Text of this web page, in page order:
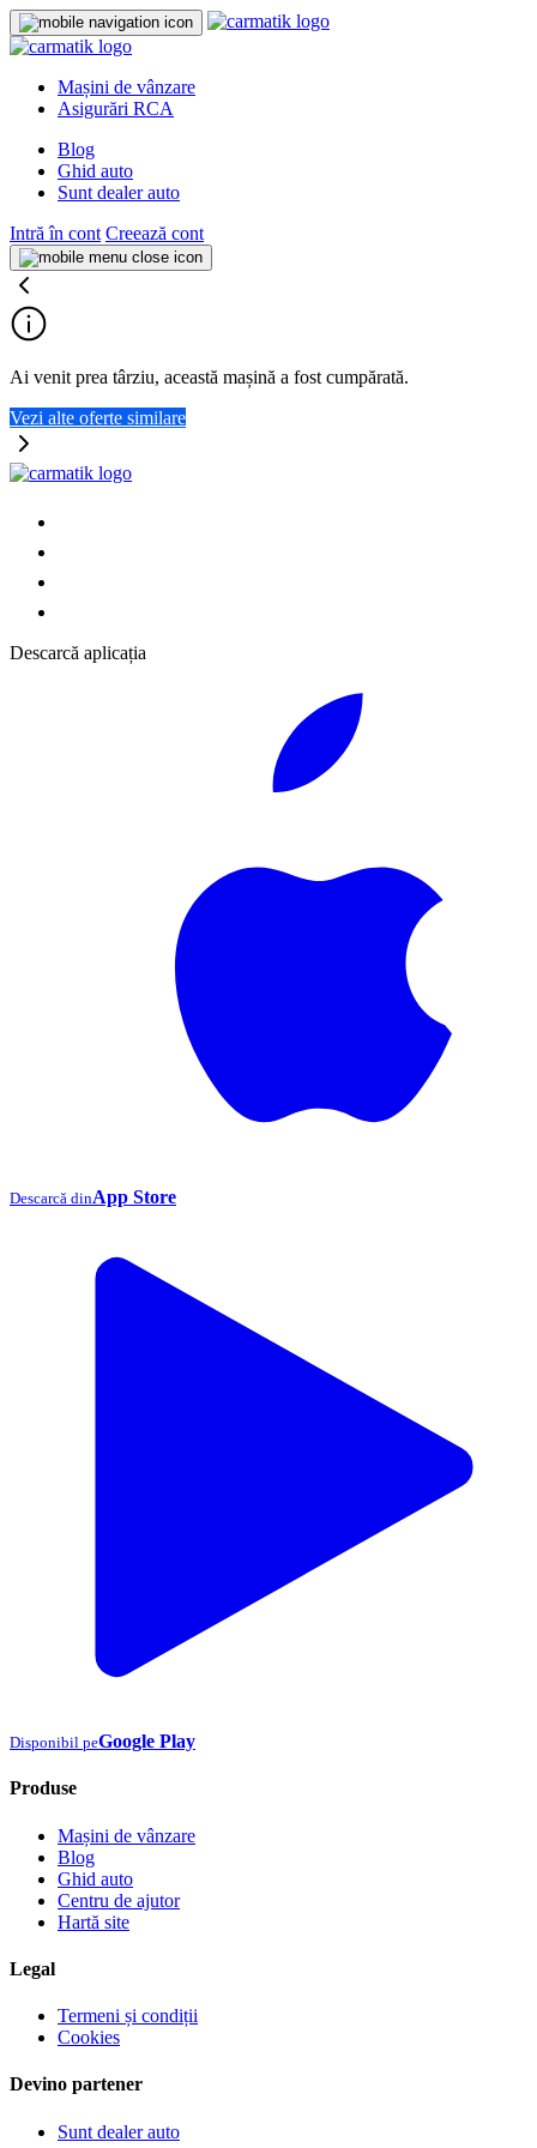
Mașini de vânzare
Asigurări RCA
Blog
Ghid auto
Sunt dealer auto
Intră în cont Creează cont
Ai venit prea târziu, această mașină a fost cumpărată.
Vezi alte oferte similare
Descarcă aplicația
Descarcă dinApp Store
Disponibil peGoogle Play
Produse
Mașini de vânzare
Blog
Ghid auto
Centru de ajutor
Hartă site
Legal
Termeni și condiții
Cookies
Devino partener
Sunt dealer auto